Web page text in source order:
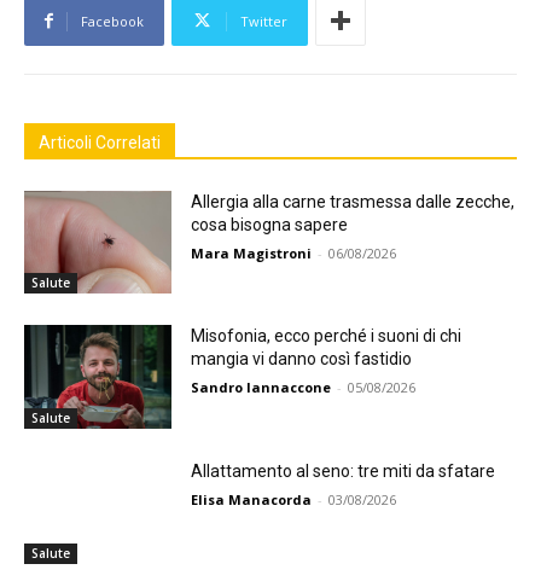
Facebook Twitter
Articoli Correlati
Salute
Allergia alla carne trasmessa dalle zecche,
cosa bisogna sapere
Mara Magistroni - 06/08/2026
Salute
Misofonia, ecco perché i suoni di chi
mangia vi danno così fastidio
Sandro Iannaccone - 05/08/2026
Salute
Allattamento al seno: tre miti da sfatare
Elisa Manacorda - 03/08/2026